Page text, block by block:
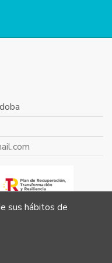
sus hábitos de